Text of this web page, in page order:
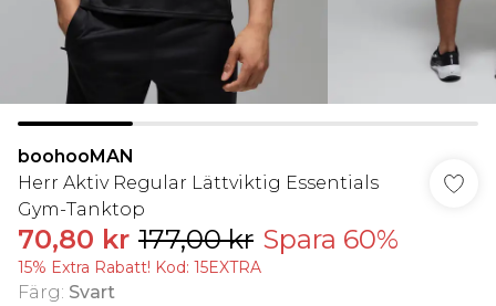
boohooMAN
Herr Aktiv Regular Lättviktig Essentials
Gym-Tanktop
70,80 kr 177,00 kr Spara 60%
15% Extra Rabatt! Kod: 15EXTRA
Färg: Svart